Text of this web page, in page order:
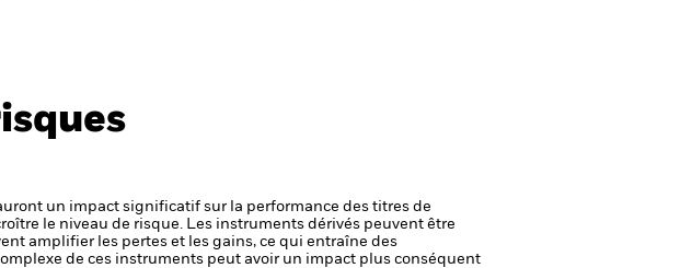
un impact significatif sur la performance des titres de
le niveau de risque. Les instruments dérivés peuvent être
amplifier les pertes et les gains, ce qui entraîne des
de ces instruments peut avoir un impact plus conséquent